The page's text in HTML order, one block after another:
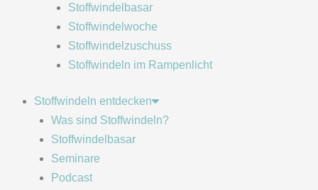
Stoffwindelbasar
Stoffwindelwoche
Stoffwindelzuschuss
Stoffwindeln im Rampenlicht
Stoffwindeln entdecken
Was sind Stoffwindeln?
Stoffwindelbasar
Seminare
Podcast